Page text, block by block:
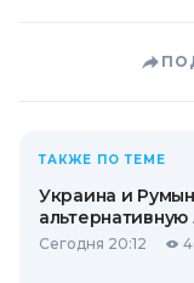
ТАКЖЕ ПО ТЕМЕ
Украина и
альтернативную
Сегодня 20:12